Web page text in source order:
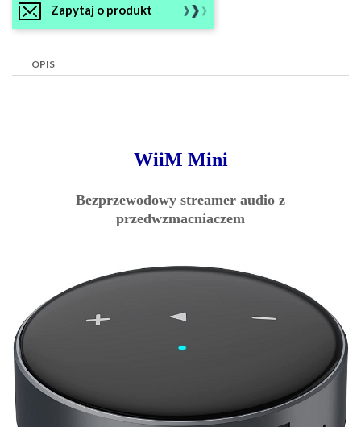
Zapytaj o produkt
OPIS
WiiM Mini
Bezprzewodowy streamer audio z
przedwzmacniaczem